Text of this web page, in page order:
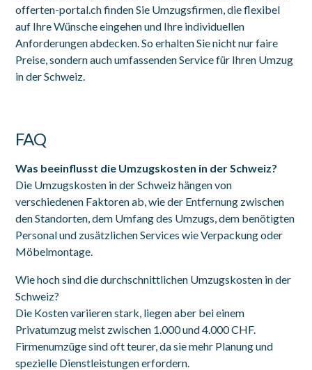
offerten-portal.ch finden Sie Umzugsfirmen, die flexibel
auf Ihre Wünsche eingehen und Ihre individuellen
Anforderungen abdecken. So erhalten Sie nicht nur faire
Preise, sondern auch umfassenden Service für Ihren Umzug
in der Schweiz.
FAQ
Was beeinflusst die Umzugskosten in der Schweiz?
Die Umzugskosten in der Schweiz hängen von
verschiedenen Faktoren ab, wie der Entfernung zwischen
den Standorten, dem Umfang des Umzugs, dem benötigten
Personal und zusätzlichen Services wie Verpackung oder
Möbelmontage.
Wie hoch sind die durchschnittlichen Umzugskosten in der
Schweiz?
Die Kosten variieren stark, liegen aber bei einem
Privatumzug meist zwischen 1.000 und 4.000 CHF.
Firmenumzüge sind oft teurer, da sie mehr Planung und
spezielle Dienstleistungen erfordern.